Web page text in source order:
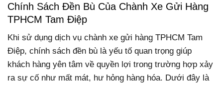
Chính Sách Đền Bù Của Chành Xe Gửi Hàng
TPHCM Tam Điệp
Khi sử dụng dịch vụ chành xe gửi hàng TPHCM Tam
Điệp, chính sách đền bù là yếu tố quan trọng giúp
khách hàng yên tâm về quyền lợi trong trường hợp xảy
ra sự cố như mất mát, hư hỏng hàng hóa. Dưới đây là